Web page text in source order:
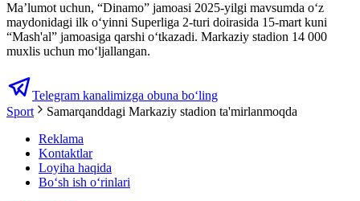
Ma’lumot uchun, “Dinamo” jamoasi 2025-yilgi mavsumda oʻz
maydonidagi ilk oʻyinni Superliga 2-turi doirasida 15-mart kuni
“Mash'al” jamoasiga qarshi oʻtkazadi. Markaziy stadion 14 000
muxlis uchun moʻljallangan.
Telegram kanalimizga obuna bo‘ling
Sport
Samarqanddagi Markaziy stadion ta'mirlanmoqda
Reklama
Kontaktlar
Loyiha haqida
Bo‘sh ish o‘rinlari